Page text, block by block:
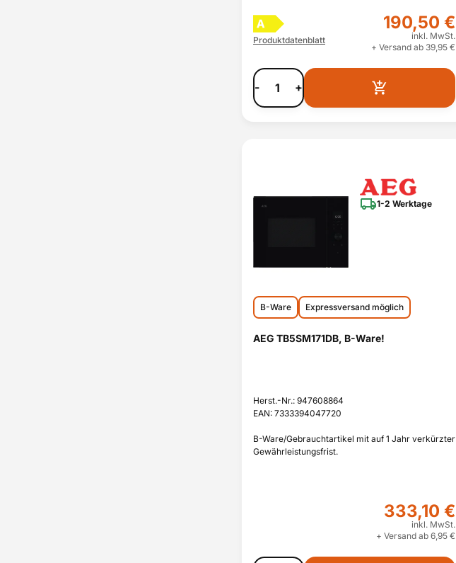
A
Produktdatenblatt
190,50 €
inkl. MwSt.
+ Versand ab 39,95 €
- +
1-2 Werktage
B-Ware Expressversand möglich
AEG TB5SM171DB, B-Ware!
Herst.-Nr.: 947608864
EAN: 7333394047720
B-Ware/Gebrauchtartikel mit auf 1 Jahr verkürzter
Gewährleistungsfrist.
333,10 €
inkl. MwSt.
+ Versand ab 6,95 €